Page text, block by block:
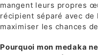
mangent leurs propres
récipient séparé avec de
maximiser les chances
Pourquoi mon medaka